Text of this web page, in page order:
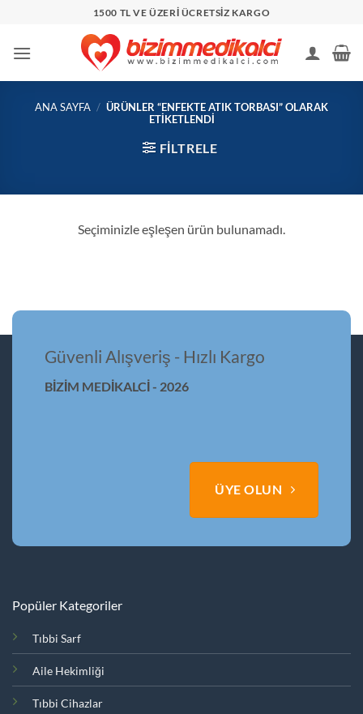
1500 TL VE ÜZERİ ÜCRETSİZ KARGO
ANA SAYFA / ÜRÜNLER “ENFEKTE ATIK TORBASI” OLARAK
ETIKETLENDI
FILTRELE
Seçiminizle eşleşen ürün bulunamadı.
Güvenli Alışveriş - Hızlı Kargo
BİZİM MEDİKALCİ - 2026
ÜYE OLUN
Popüler Kategoriler
Tıbbi Sarf
Aile Hekimliği
Tıbbi Cihazlar